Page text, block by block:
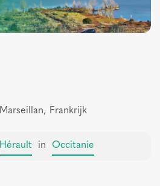
Marseillan, Frankrijk
Hérault in Occitanie